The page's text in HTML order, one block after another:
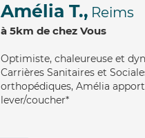
Amélia T., Reims
à 5km de chez Vous
Optimiste, chaleureuse et
Carrières Sanitaires et
orthopédiques, Amélia
lever/coucher*